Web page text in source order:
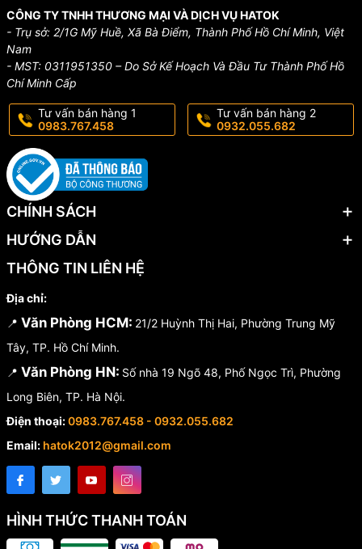
CÔNG TY TNHH THƯƠNG MẠI VÀ DỊCH VỤ HATOK
- Trụ sở: 2/1G Mỹ Huề, Xã Bà Điểm, Thành Phố Hồ Chí Minh, Việt
Nam
- MST: 0311951350 – Do Sở Kế Hoạch Và Đầu Tư Thành Phố Hồ
Chí Minh Cấp
Tư vấn bán hàng 1
0983.767.458
Tư vấn bán hàng 2
0932.055.682
CHÍNH SÁCH
HƯỚNG DẪN
THÔNG TIN LIÊN HỆ
Địa chỉ:
📍 Văn Phòng HCM: 21/2 Huỳnh Thị Hai, Phường Trung Mỹ
Tây, TP. Hồ Chí Minh.
📍 Văn Phòng HN: Số nhà 19 Ngõ 48, Phố Ngọc Trì, Phường
Long Biên, TP. Hà Nội.
Điện thoại:0983.767.458 - 0932.055.682
Email: hatok2012@gmail.com
HÌNH THỨC THANH TOÁN